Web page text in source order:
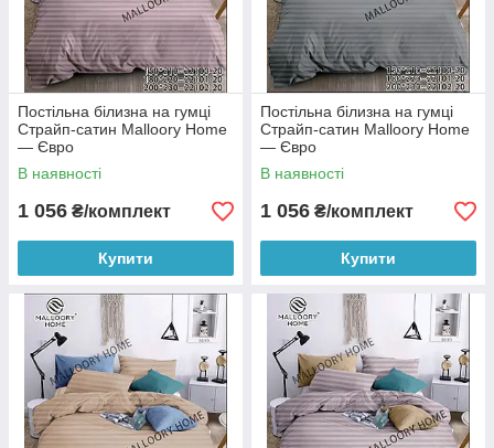
Постільна білизна на гумці
Страйп-сатин Malloory Home
— Євро
В наявності
1 056 ₴/комплект
Купити
Постільна білизна на гумці
Страйп-сатин Malloory Home
— Євро
В наявності
1 056 ₴/комплект
Купити